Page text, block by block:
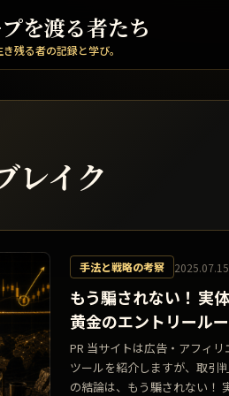
を渡る者たち
残る者の記録と学び。
レイク
手法と戦略の考察 2025.07.15
もう騙されない！ 実
黄金のエントリール
PR 当サイトは広告・アフィ
ツールを紹介しますが、取引
の結論は、もう騙されない！